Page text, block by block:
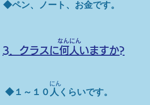
◆ペン、ノート、お金です。
​3．クラスに何人いますか?
​なんにん
◆１～１０人くらいです。
​にん